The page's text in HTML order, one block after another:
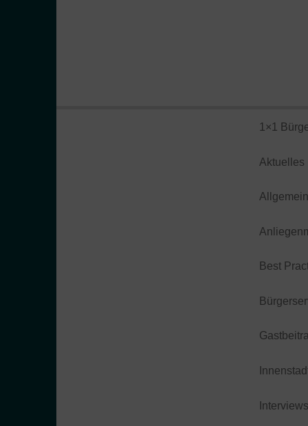
1×1
Aktuelles
Allgemein
Best
Interviews